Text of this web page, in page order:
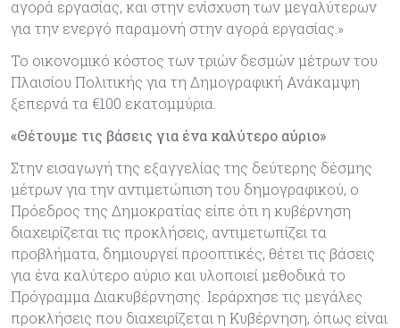
αγορά εργασίας, και στην ενίσχυση των μεγαλύτερων
για την ενεργό παραμονή στην αγορά εργασίας.»
Το οικονομικό κόστος των τριών δεσμών μέτρων του
Πλαισίου Πολιτικής για τη Δημογραφική Ανάκαμψη
ξεπερνά τα €100 εκατομμύρια.
«Θέτουμε τις βάσεις για ένα καλύτερο αύριο»
Στην εισαγωγή της εξαγγελίας της δεύτερης δέσμης
μέτρων για την αντιμετώπιση του δημογραφικού, ο
Πρόεδρος της Δημοκρατίας είπε ότι η κυβέρνηση
διαχειρίζεται τις προκλήσεις, αντιμετωπίζει τα
προβλήματα, δημιουργεί προοπτικές, θέτει τις βάσεις
για ένα καλύτερο αύριο και υλοποιεί μεθοδικά το
Πρόγραμμα Διακυβέρνησης. Ιεράρχησε τις μεγάλες
προκλήσεις που διαχειρίζεται η Κυβέρνηση, όπως είναι